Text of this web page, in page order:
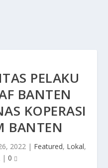
PELAKU
BANTEN
KOPERASI
BANTEN
2022 | Featured, Lokal,
| 0